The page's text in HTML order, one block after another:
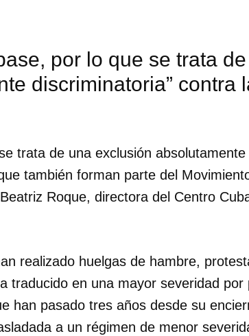
primero has de iniciar sesión con tu
INICIAR SESIÓN CANCELAR
por lo que se trata
discriminatoria” contra
trata de una exclusión absolutamente
también forman parte del
Roque, directora del Centro
realizado huelgas de hambre,
traducido en una mayor severidad por
han pasado tres años desde su
a un régimen de menor